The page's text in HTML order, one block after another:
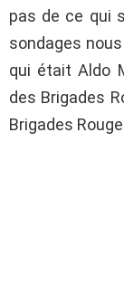
pas de ce qui
sondages
qui était Aldo
des Brigades
Brigades